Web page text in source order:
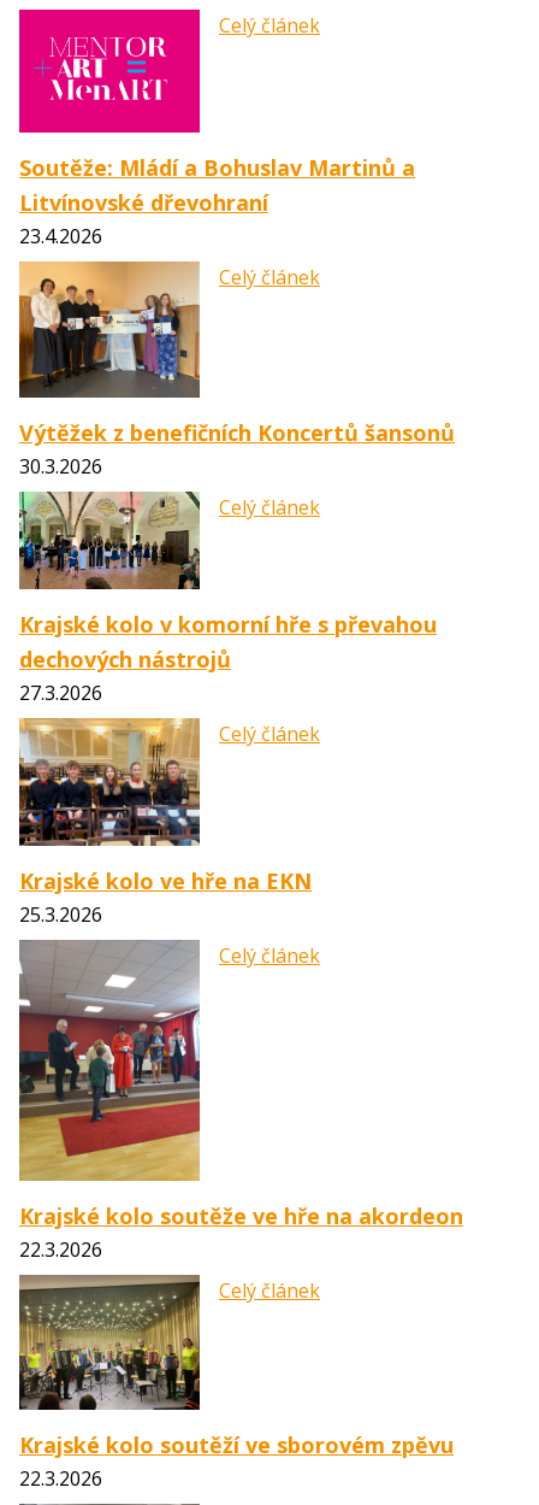
Celý článek
Soutěže: Mládí a Bohuslav Martinů a
Litvínovské dřevohraní
23.4.2026
Celý článek
Výtěžek z benefičních Koncertů šansonů
30.3.2026
Celý článek
Krajské kolo v komorní hře s převahou
dechových nástrojů
27.3.2026
Celý článek
Krajské kolo ve hře na EKN
25.3.2026
Celý článek
Krajské kolo soutěže ve hře na akordeon
22.3.2026
Celý článek
Krajské kolo soutěží ve sborovém zpěvu
22.3.2026